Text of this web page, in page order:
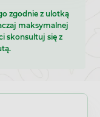
zgodnie z ulotką
maksymalnej
skonsultuj się z